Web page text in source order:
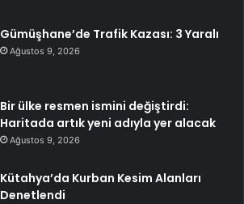
Gümüşhane’de Trafik Kazası: 3 Yaralı
Ağustos 9, 2026
Bir ülke resmen ismini değiştirdi:
Haritada artık yeni adıyla yer alacak
Ağustos 9, 2026
Kütahya’da Kurban Kesim Alanları
Denetlendi